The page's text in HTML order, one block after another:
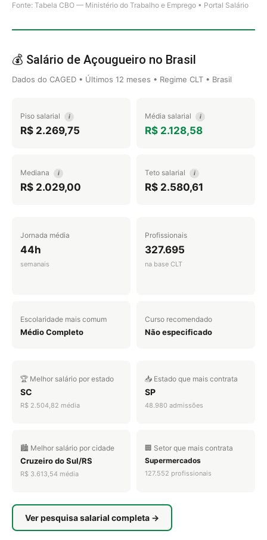
Fonte: Tabela CBO — Ministério do Trabalho e Emprego • Portal Salário
💰 Salário de Açougueiro no Brasil
Dados do CAGED • Últimos 12 meses • Regime CLT • Brasil
Piso salarial i
R$ 2.269,75
Média salarial i
R$ 2.128,58
Mediana i
R$ 2.029,00
Teto salarial i
R$ 2.580,61
Jornada média
44h
semanais
Profissionais
327.695
na base CLT
Escolaridade mais comum
Médio Completo
Curso recomendado
Não especificado
🏆 Melhor salário por estado
SC
R$ 2.504,82 média
📥 Estado que mais contrata
SP
48.980 admissões
🏙️ Melhor salário por cidade
Cruzeiro do Sul/RS
R$ 3.613,54 média
🏢 Setor que mais contrata
Supermercados
127.552 profissionais
Ver pesquisa salarial completa →